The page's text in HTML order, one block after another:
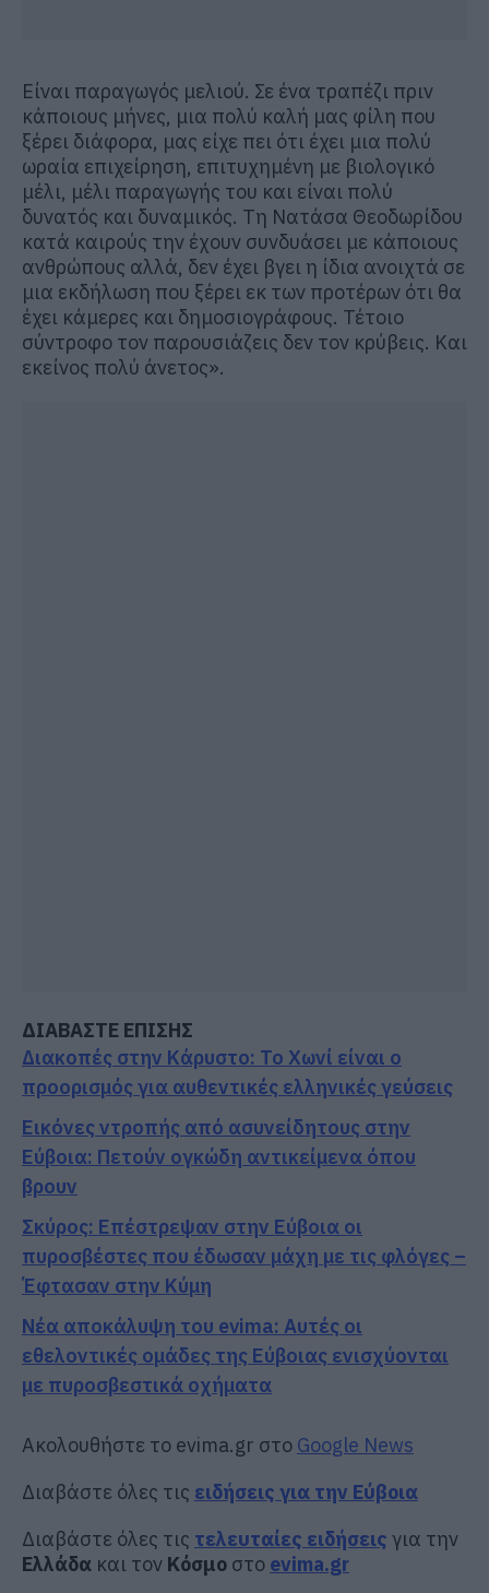
Είναι παραγωγός μελιού. Σε ένα τραπέζι πριν
κάποιους μήνες, μια πολύ καλή μας φίλη που
ξέρει διάφορα, μας είχε πει ότι έχει μια πολύ
ωραία επιχείρηση, επιτυχημένη με βιολογικό
μέλι, μέλι παραγωγής του και είναι πολύ
δυνατός και δυναμικός. Τη Νατάσα Θεοδωρίδου
κατά καιρούς την έχουν συνδυάσει με κάποιους
ανθρώπους αλλά, δεν έχει βγει η ίδια ανοιχτά σε
μια εκδήλωση που ξέρει εκ των προτέρων ότι θα
έχει κάμερες και δημοσιογράφους. Τέτοιο
σύντροφο τον παρουσιάζεις δεν τον κρύβεις. Και
εκείνος πολύ άνετος».
ΔΙΑΒΑΣΤΕ ΕΠΙΣΗΣ
Διακοπές στην Κάρυστο: Το Χωνί είναι ο
προορισμός για αυθεντικές ελληνικές γεύσεις
Εικόνες ντροπής από ασυνείδητους στην
Εύβοια: Πετούν ογκώδη αντικείμενα όπου
βρουν
Σκύρος: Επέστρεψαν στην Εύβοια οι
πυροσβέστες που έδωσαν μάχη με τις φλόγες –
Έφτασαν στην Κύμη
Νέα αποκάλυψη του evima: Αυτές οι
εθελοντικές ομάδες της Εύβοιας ενισχύονται
με πυροσβεστικά οχήματα
Ακολουθήστε το evima.gr στο Google News
Διαβάστε όλες τις ειδήσεις για την Εύβοια
Διαβάστε όλες τις τελευταίες ειδήσεις για την
Ελλάδα και τον Κόσμο στο evima.gr